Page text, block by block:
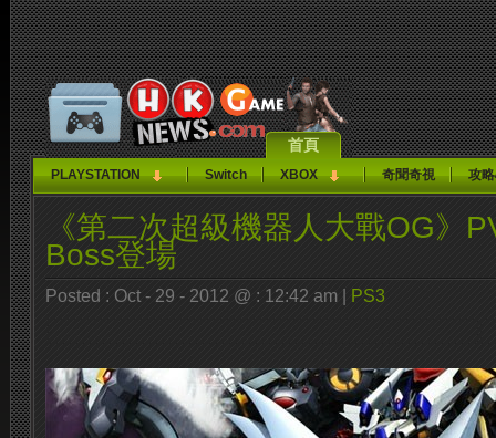
首頁
PLAYSTATION Switch XBOX 奇聞奇視 攻
《第二次超級機器人大戰OG》
Boss登場
Posted : Oct - 29 - 2012 @ : 12:42 am | PS3